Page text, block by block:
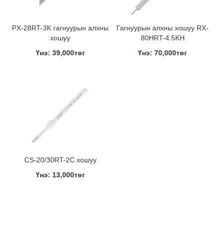
PX-28RT-3K гагнуурын алхны
хошуу
Үнэ: 39,000төг
Гагнуурын алхны хошуу RX-
80HRT-4.5KH
Үнэ: 70,000төг
CS-20/30RT-2C хошуу
Үнэ: 13,000төг